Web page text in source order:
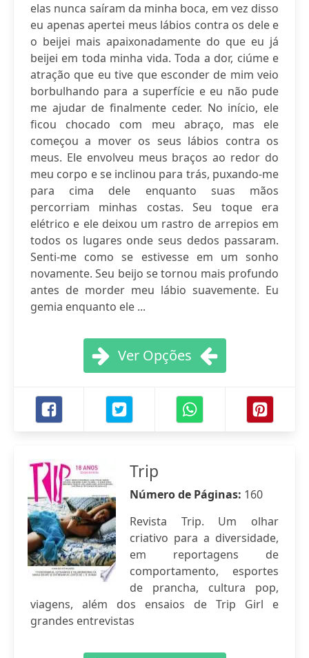
elas nunca saíram da minha boca, em vez disso
eu apenas apertei meus lábios contra os dele e
o beijei mais apaixonadamente do que eu já
beijei em toda minha vida. Toda a dor, ciúme e
atração que eu tive que esconder de mim veio
borbulhando para a superfície e eu não pude
me ajudar de finalmente ceder. No início, ele
ficou chocado com meu abraço, mas ele
começou a mover os seus lábios contra os
meus. Ele envolveu meus braços ao redor do
meu corpo e se inclinou para trás, puxando-me
para cima dele enquanto suas mãos
percorriam minhas costas. Seu toque era
elétrico e ele deixou um rastro de arrepios em
todos os lugares onde seus dedos passaram.
Senti-me como se estivesse em um sonho
novamente. Seu beijo se tornou mais profundo
antes de morder meu lábio suavemente. Eu
gemia enquanto ele ...
Ver Opções
Trip
Número de Páginas: 160
Revista Trip. Um olhar
criativo para a diversidade,
em reportagens de
comportamento, esportes
de prancha, cultura pop,
viagens, além dos ensaios de Trip Girl e
grandes entrevistas